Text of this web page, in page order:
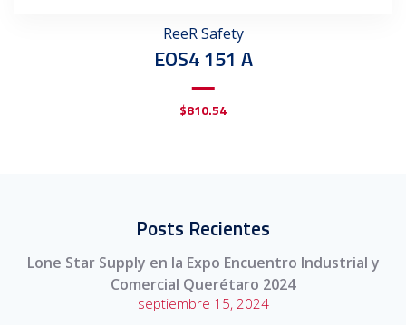
ReeR Safety
EOS4 151 A
$810.54
Posts Recientes
Lone Star Supply en la Expo Encuentro Industrial y
Comercial Querétaro 2024
septiembre 15, 2024